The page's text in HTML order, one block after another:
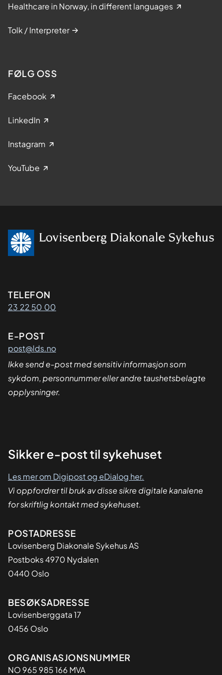
Healthcare in Norway, in different languages
Tolk / Interpreter
FØLG OSS
Facebook
LinkedIn
Instagram
YouTube
Kontaktinformasjon
TELEFON
23 22 50 00
E-POST
post@lds.no
Ikke send e-post med sensitiv informasjon som
sykdom, personnummer eller andre taushetsbelagte
opplysninger.
Sikker
Sikker e-post til sykehuset
Les mer om Digipost og eDialog her.
Vi oppfordrer til bruk av disse sikre digitale kanalene
for skriftlig kontakt med sykehuset.
Adresse
POSTADRESSE
Lovisenberg Diakonale Sykehus AS
Postboks 4970 Nydalen
0440 Oslo
BESØKSADRESSE
Lovisenberggata 17
0456 Oslo
Organisasjon
ORGANISASJONSNUMMER
NO 965 985 166 MVA